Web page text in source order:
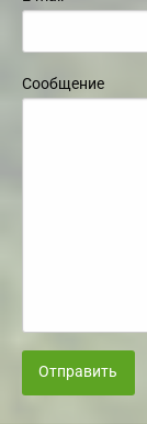
Сообщение
Отправить